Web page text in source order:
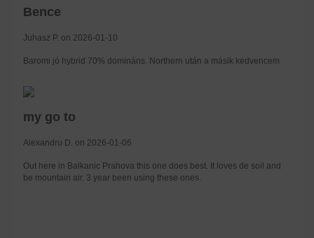
Bence
Juhasz P. on 2026-01-10
Baromi jó hybrid 70% domináns. Northern után a másik kedvencem
my go to
Alexandru D. on 2026-01-06
Out here in Balkanic Prahova this one does best. It loves de soil and
be mountain air. 3 year been using these ones.